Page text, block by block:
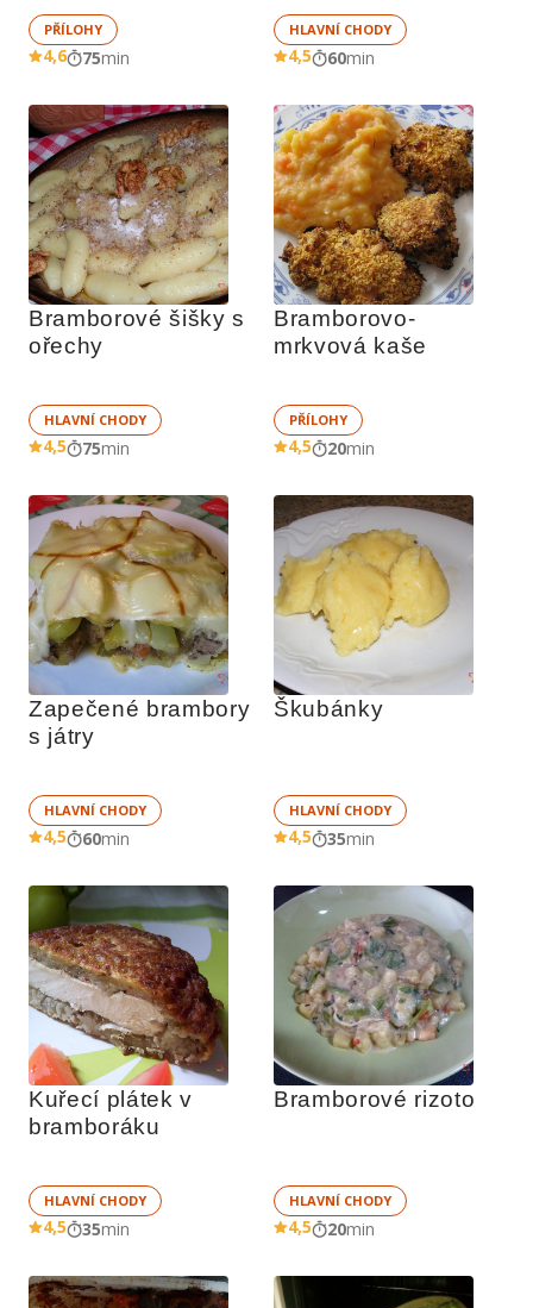
PŘÍLOHY
4,6 75min
HLAVNÍ CHODY
4,5 60min
Bramborové šišky s
ořechy
HLAVNÍ CHODY
4,5 75min
Bramborovo-
mrkvová kaše
PŘÍLOHY
4,5 20min
Zapečené brambory
s játry
HLAVNÍ CHODY
4,5 60min
Škubánky
HLAVNÍ CHODY
4,5 35min
Kuřecí plátek v
bramboráku
HLAVNÍ CHODY
4,5 35min
Bramborové rizoto
HLAVNÍ CHODY
4,5 20min